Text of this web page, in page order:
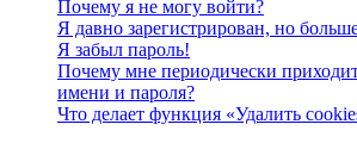
Почему я не могу войти?
Я давно зарегистрирован, но
Я забыл пароль!
Почему мне периодически
имени и пароля?
Что делает функция «Удалить